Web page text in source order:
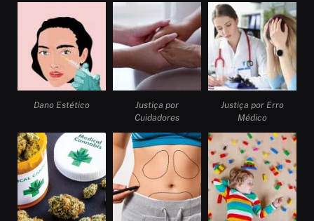
Dano Estético
Justiça por
Cuidadores
Justiça por Erro
Médico